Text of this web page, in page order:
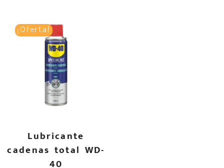
¡Oferta!
Lubricante
cadenas total WD-
40